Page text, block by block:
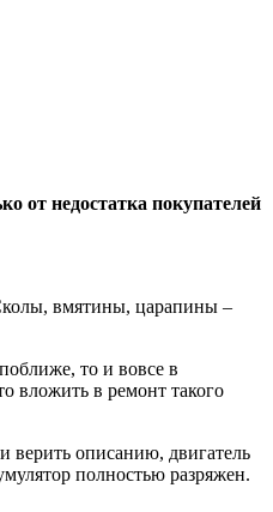
от недостатка покупателей
вмятины, царапины –
то и вовсе в
вложить в ремонт такого
верить описанию, двигатель
полностью разряжен.